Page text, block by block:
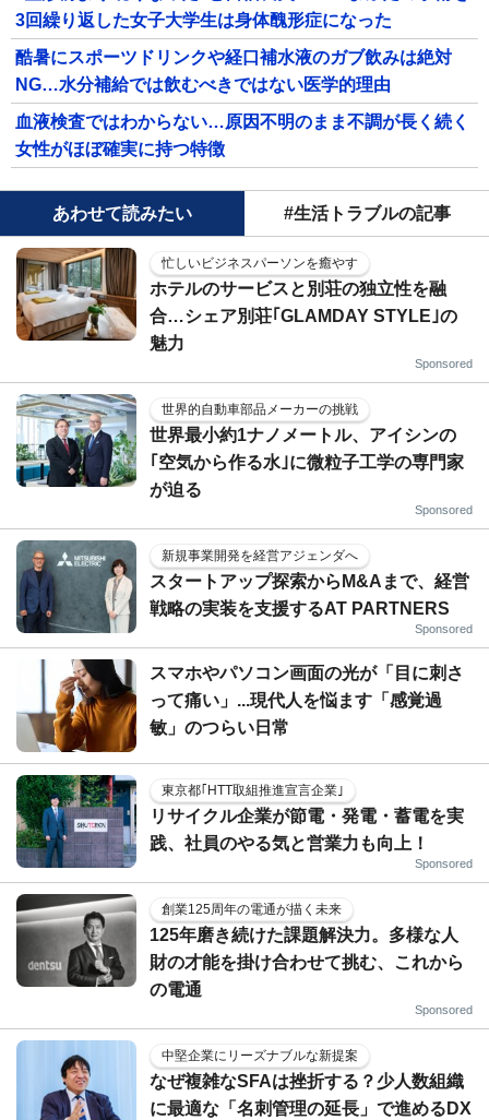
3回繰り返した女子大学生は身体醜形症になった
酷暑にスポーツドリンクや経口補水液のガブ飲みは絶対
NG…水分補給では飲むべきではない医学的理由
血液検査ではわからない…原因不明のまま不調が長く続く
女性がほぼ確実に持つ特徴
あわせて読みたい #生活トラブルの記事
忙しいビジネスパーソンを癒やす
ホテルのサービスと別荘の独立性を融
合…シェア別荘｢GLAMDAY STYLE｣の
魅力
Sponsored
世界的自動車部品メーカーの挑戦
世界最小約1ナノメートル、アイシンの
｢空気から作る水｣に微粒子工学の専門家
が迫る
Sponsored
新規事業開発を経営アジェンダへ
スタートアップ探索からM&Aまで、経営
戦略の実装を支援するAT PARTNERS
Sponsored
スマホやパソコン画面の光が「目に刺さ
って痛い」...現代人を悩ます「感覚過
敏」のつらい日常
東京都｢HTT取組推進宣言企業｣
リサイクル企業が節電・発電・蓄電を実
践、社員のやる気と営業力も向上！
Sponsored
創業125周年の電通が描く未来
125年磨き続けた課題解決力。多様な人
財の才能を掛け合わせて挑む、これから
の電通
Sponsored
中堅企業にリーズナブルな新提案
なぜ複雑なSFAは挫折する？少人数組織
に最適な「名刺管理の延長」で進めるDX